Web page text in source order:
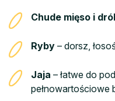
Chude mięso i
Ryby – dorsz,
Jaja – łatwe do
pełnowartościowe